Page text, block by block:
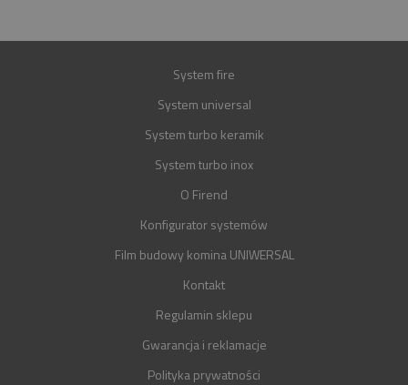
System fire
System universal
System turbo keramik
System turbo inox
O Firend
Konfigurator systemów
Film budowy komina UNIWERSAL
Kontakt
Regulamin sklepu
Gwarancja i reklamacje
Polityka prywatności